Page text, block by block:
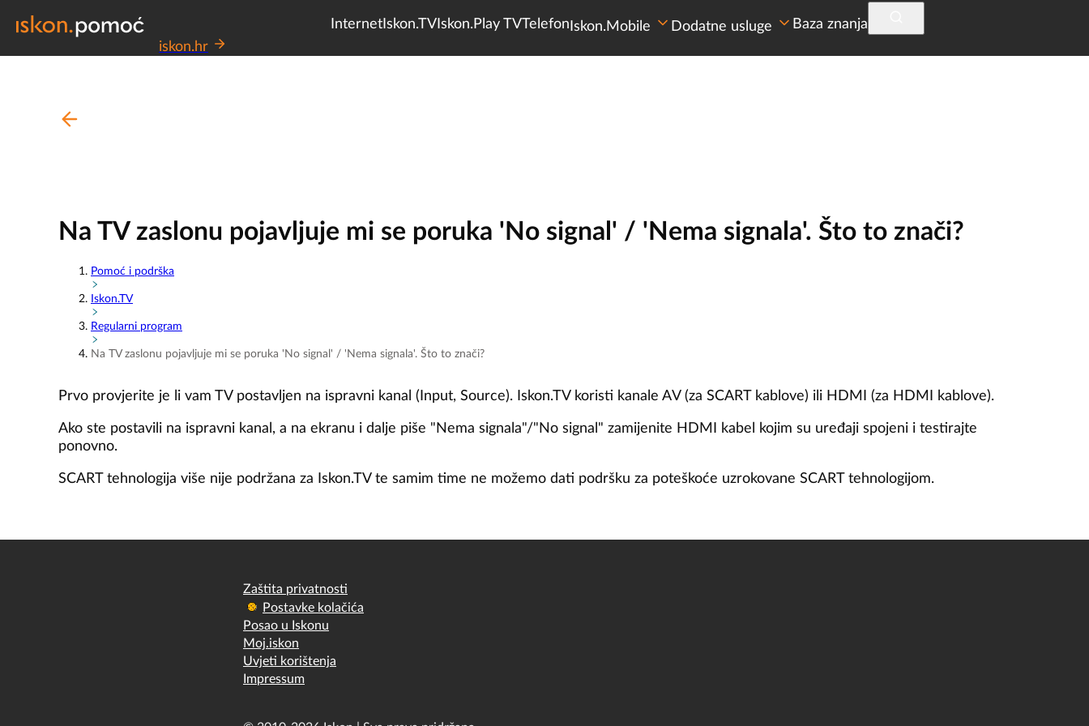
InternetIskon.TVIskon.Play TVTelefon Iskon.Mobile Dodatne usluge
Baza znanja
iskon.hr
Na TV zaslonu pojavljuje mi se poruka 'No signal' / 'Nema signala'. Što to znači?
Pomoć i podrška
Iskon.TV
Regularni program
Na TV zaslonu pojavljuje mi se poruka 'No signal' / 'Nema signala'. Što to znači?
Prvo provjerite je li vam TV postavljen na ispravni kanal (Input, Source). Iskon.TV koristi kanale AV (za SCART kablove) ili HDMI (za HDMI kablove).
Ako ste postavili na ispravni kanal, a na ekranu i dalje piše "Nema signala"/"No signal" zamijenite HDMI kabel kojim su uređaji spojeni i testirajte
ponovno.
SCART tehnologija više nije podržana za Iskon.TV te samim time ne možemo dati podršku za poteškoće uzrokovane SCART tehnologijom.
Zaštita privatnosti
Postavke kolačića
Posao u Iskonu
Moj.iskon
Uvjeti korištenja
Impressum